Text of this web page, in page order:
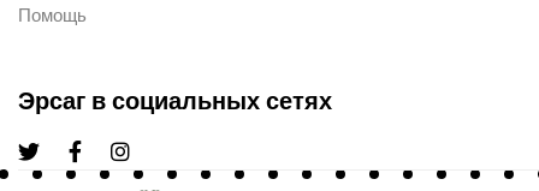
Помощь
Эрсаг в социальных сетях